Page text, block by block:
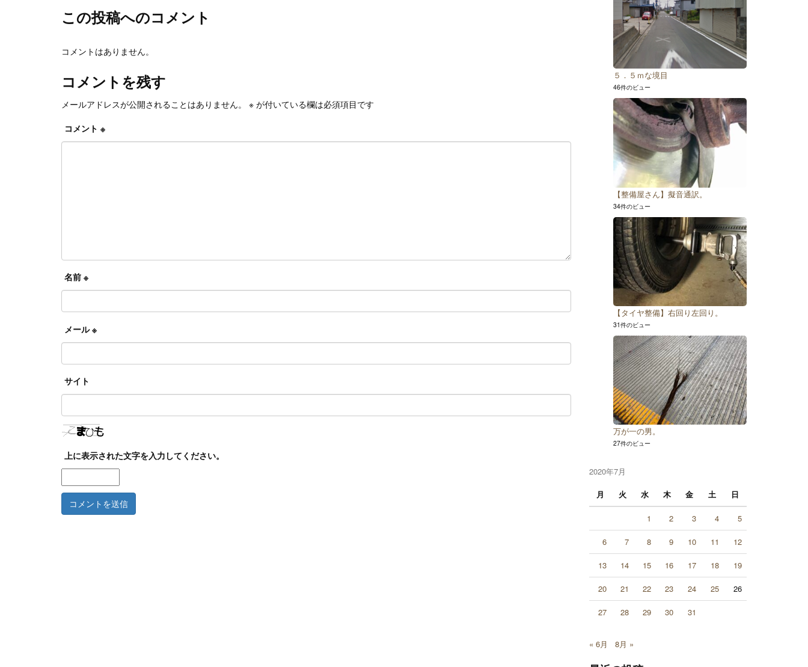
この投稿へのコメント
コメントはありません。
コメントを残す
メールアドレスが公開されることはありません。 ※ が付いている欄は必須項目です
コメント ※
名前 ※
メール※
サイト
上に表示された文字を入力してください。
５．５ｍな境目
46件のビュー
【整備屋さん】擬音通訳。
34件のビュー
【タイヤ整備】右回り左回り。
31件のビュー
万が一の男。
27件のビュー
2020年7月
月
火 水 木 金 土 日
1 2 3 4 5
6 7 8 9 10 11 12
13 14 15 16 17 18 19
20 21 22 23 24 25 26
27 28 29 30 31
« 6月 8月 »